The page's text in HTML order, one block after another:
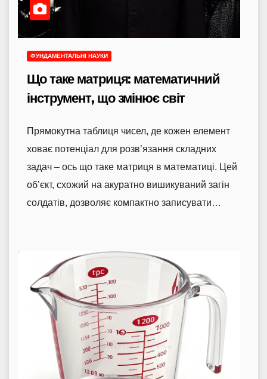
ФУНДАМЕНТАЛЬНІ НАУКИ
Що таке матриця: математичний
інструмент, що змінює світ
Прямокутна таблиця чисел, де кожен елемент
ховає потенціал для розв’язання складних
задач – ось що таке матриця в математиці. Цей
об’єкт, схожий на акуратно вишикуваний загін
солдатів, дозволяє компактно записувати…